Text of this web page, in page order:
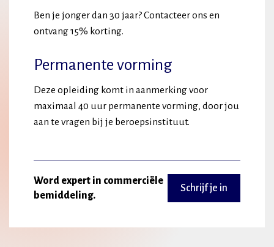
Ben je jonger dan 30 jaar? Contacteer ons en
ontvang 15% korting.
Permanente vorming
Deze opleiding komt in aanmerking voor
maximaal 40 uur permanente vorming, door jou
aan te vragen bij je beroepsinstituut.
Word expert in commerciële
bemiddeling.
Schrijf je in